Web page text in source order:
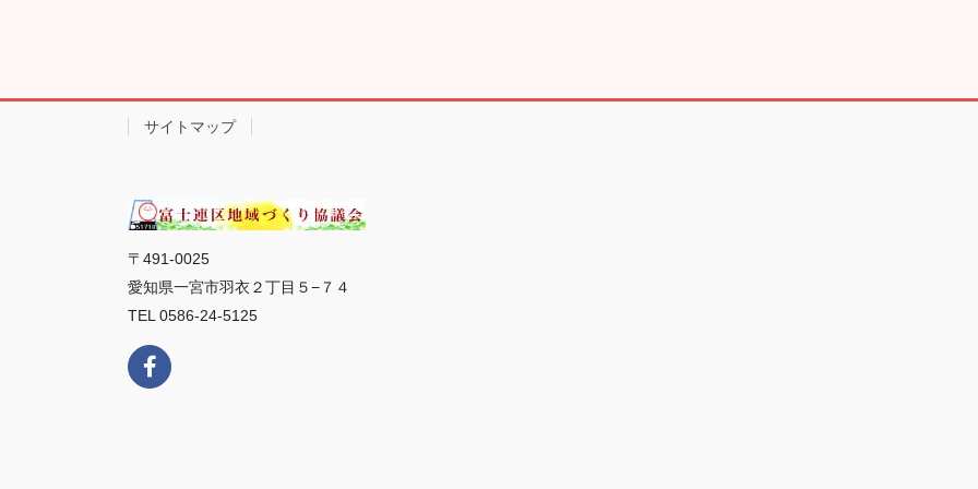
サイトマップ
〒491-0025
愛知県一宮市羽衣２丁目５−７４
TEL 0586-24-5125